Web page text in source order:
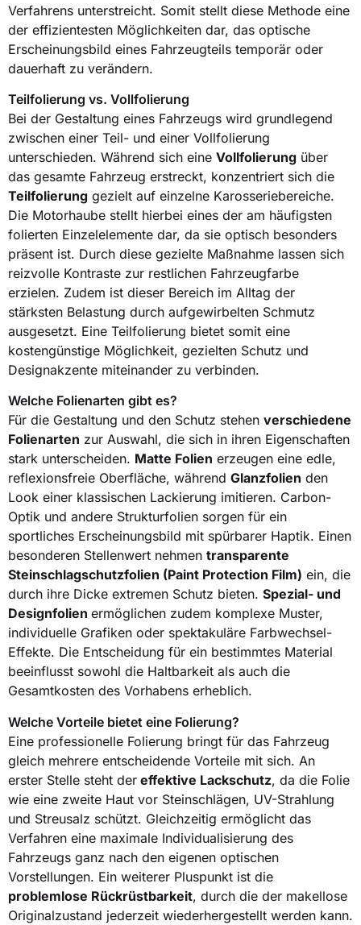
Verfahrens unterstreicht. Somit stellt diese Methode eine
der effizientesten Möglichkeiten dar, das optische
Erscheinungsbild eines Fahrzeugteils temporär oder
dauerhaft zu verändern.
Teilfolierung vs. Vollfolierung
Bei der Gestaltung eines Fahrzeugs wird grundlegend
zwischen einer Teil- und einer Vollfolierung
unterschieden. Während sich eine Vollfolierung über
das gesamte Fahrzeug erstreckt, konzentriert sich die
Teilfolierung gezielt auf einzelne Karosseriebereiche.
Die Motorhaube stellt hierbei eines der am häufigsten
folierten Einzelelemente dar, da sie optisch besonders
präsent ist. Durch diese gezielte Maßnahme lassen sich
reizvolle Kontraste zur restlichen Fahrzeugfarbe
erzielen. Zudem ist dieser Bereich im Alltag der
stärksten Belastung durch aufgewirbelten Schmutz
ausgesetzt. Eine Teilfolierung bietet somit eine
kostengünstige Möglichkeit, gezielten Schutz und
Designakzente miteinander zu verbinden.
Welche Folienarten gibt es?
Für die Gestaltung und den Schutz stehen verschiedene
Folienarten zur Auswahl, die sich in ihren Eigenschaften
stark unterscheiden. Matte Folien erzeugen eine edle,
reflexionsfreie Oberfläche, während Glanzfolien den
Look einer klassischen Lackierung imitieren. Carbon-
Optik und andere Strukturfolien sorgen für ein
sportliches Erscheinungsbild mit spürbarer Haptik. Einen
besonderen Stellenwert nehmen transparente
Steinschlagschutzfolien (Paint Protection Film) ein, die
durch ihre Dicke extremen Schutz bieten. Spezial- und
Designfolien ermöglichen zudem komplexe Muster,
individuelle Grafiken oder spektakuläre Farbwechsel-
Effekte. Die Entscheidung für ein bestimmtes Material
beeinflusst sowohl die Haltbarkeit als auch die
Gesamtkosten des Vorhabens erheblich.
Welche Vorteile bietet eine Folierung?
Eine professionelle Folierung bringt für das Fahrzeug
gleich mehrere entscheidende Vorteile mit sich. An
erster Stelle steht der effektive Lackschutz, da die Folie
wie eine zweite Haut vor Steinschlägen, UV-Strahlung
und Streusalz schützt. Gleichzeitig ermöglicht das
Verfahren eine maximale Individualisierung des
Fahrzeugs ganz nach den eigenen optischen
Vorstellungen. Ein weiterer Pluspunkt ist die
problemlose Rückrüstbarkeit, durch die der makellose
Originalzustand jederzeit wiederhergestellt werden kann.